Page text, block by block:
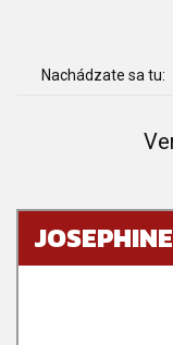
Nachádzate sa tu: